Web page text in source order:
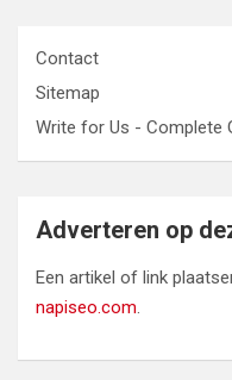
Contact
Sitemap
Write for Us - Complete
Adverteren op
Een artikel of link
napiseo.com